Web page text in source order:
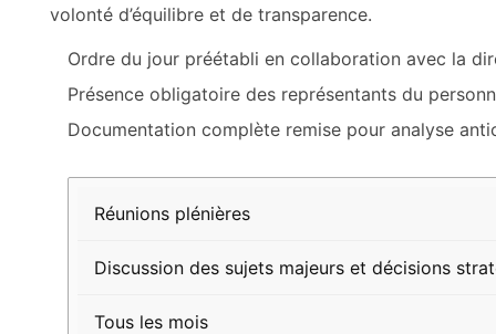
volonté d’équilibre et de transparence.
Ordre du jour préétabli en collaboration avec la
Présence obligatoire des représentants du
Documentation complète remise pour analyse
Élément
Description
Fréquence
Réunions plénières
Discussion des sujets majeurs et décisions
Tous les mois